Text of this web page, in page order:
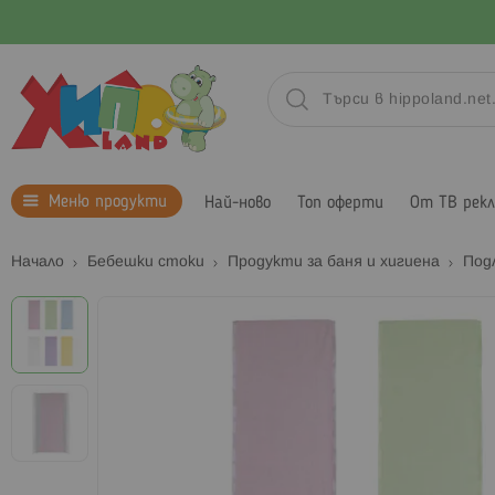
Меню продукти Най-ново Топ оферти От ТВ
Начало Бебешки стоки Продукти за баня и хигиена
Преминете
към
на
галерията